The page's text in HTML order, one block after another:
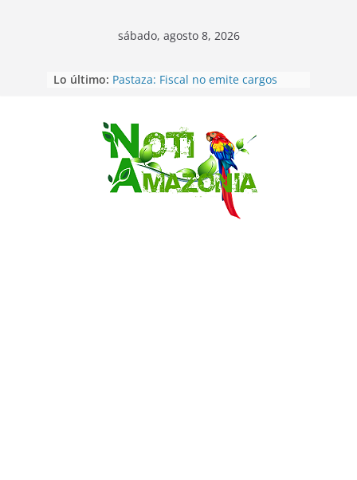
Saltar
sábado, agosto 8, 2026
Lo último: Pastaza: Fiscal no emite cargos
con una menor de10 años en
frontera sur
Napo: presunto sicariato en cantón
Archidona
Ecuador: dos jóvenes de 22 años
desaparecidos fueron encontrados
muertos en Puerto lopez